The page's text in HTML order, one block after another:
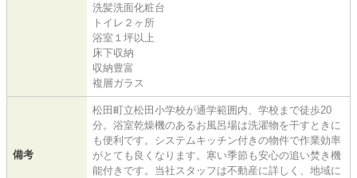
洗髪洗面化粧台
トイレ２ヶ所
浴室１坪以上
床下収納
収納豊富
複層ガラス
備考
松田町立松田小学校が通学範囲内、学校まで徒歩20
分。浴室乾燥機のあるお風呂場は洗濯物を干すときに
も便利です。システムキッチン付きの物件で作業効率
がとても良くなります。寒い季節も安心の追い焚き機
能付きです。当社スタッフは不動産に詳しく、地域に